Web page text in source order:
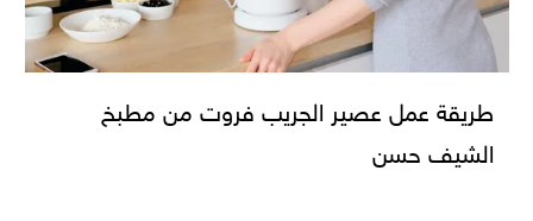
طريقة عمل عصير الجريب فروت من مطبخ
الشيف حسن